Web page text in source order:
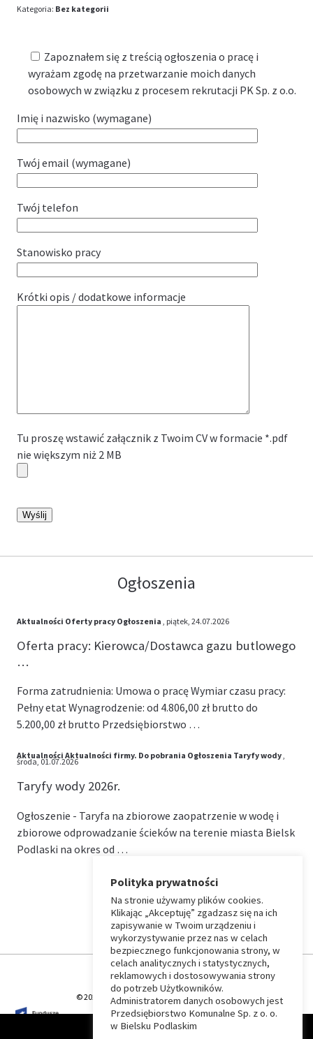
Kategoria: Bez kategorii
Zapoznałem się z treścią ogłoszenia o pracę i
wyrażam zgodę na przetwarzanie moich danych
osobowych w związku z procesem rekrutacji PK Sp. z o.o.
Imię i nazwisko (wymagane)
Twój email (wymagane)
Twój telefon
Stanowisko pracy
Krótki opis / dodatkowe informacje
Tu proszę wstawić załącznik z Twoim CV w formacie *.pdf
nie większym niż 2 MB
leave
field
Ogłoszenia
Aktualności Oferty pracy Ogłoszenia , piątek, 24.07.2026
Oferta pracy: Kierowca/Dostawca gazu butlowego
…
Forma zatrudnienia: Umowa o pracę Wymiar czasu pracy:
Pełny etat Wynagrodzenie: od 4.806,00 zł brutto do
5.200,00 zł brutto Przedsiębiorstwo …
Aktualności Aktualności firmy. Do pobrania Ogłoszenia Taryfy wody,
środa, 01.07.2026
Taryfy wody 2026r.
Ogłoszenie - Taryfa na zbiorowe zaopatrzenie w wodę i
zbiorowe odprowadzanie ścieków na terenie miasta Bielsk
Podlaski na okres od …
⏶
Wróć
do
początku
© 2026 T-Matic Grupa Computer Plus Sp. z o.o.
Polityka prywatności
Na stronie używamy plików cookies.
Klikając „Akceptuję” zgadzasz się na ich
zapisywanie w Twoim urządzeniu i
wykorzystywanie przez nas w celach
bezpiecznego funkcjonowania strony, w
celach analitycznych i statystycznych,
reklamowych i dostosowywania strony
do potrzeb Użytkowników.
Administratorem danych osobowych jest
Przedsiębiorstwo Komunalne Sp. z o. o.
w Bielsku Podlaskim